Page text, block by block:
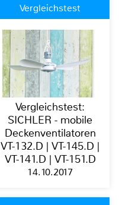
Vergleichstest
Vergleichstest:
SICHLER - mobile
Deckenventilatoren
VT-132.D | VT-145.D |
VT-141.D | VT-151.D
14.10.2017